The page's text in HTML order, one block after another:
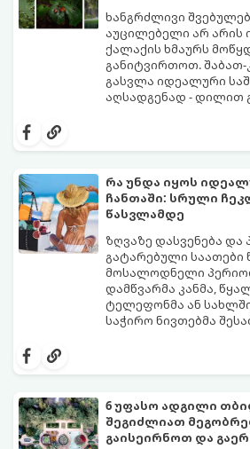
ხანგრძლივი
აუცილებელი არ არის
ქალაქის ხმაურს
განიტვირთოთ. შაბათ-
გასვლა იდეალური
აღსადგენად - დილით
უკვე საკუთარ
მარტივ მარშრუტს
რა უნდა იყოს
ჩანთაში: სრული
წასვლამდე
ზღვაზე დასვენება და
გატარებული საათები
მოსალოდნელი
დამწვარმა კანმა,
ტელეფონმა ან
საჭირო ნივთებმა
კომფორტულად
6 უფასო ადგილი
შეგიძლიათ
გაისეირნოთ და